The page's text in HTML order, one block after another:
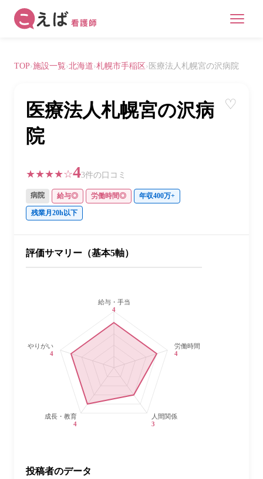
TOP›施設一覧›北海道›札幌市手稲区 › 医療法人札幌宮の沢病院
医療法人札幌宮の沢病
院
♡
★★★★☆43件の口コミ
病院 給与◎ 労働時間◎ 年収400万+
残業月20h以下
評価サマリー（基本5軸）
給与・手当
4
労働時間・休日
4
人間関係
3
成長・教育
4
やりがい
4
投稿者のデータ